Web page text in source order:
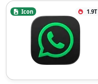
Icon 1.9T